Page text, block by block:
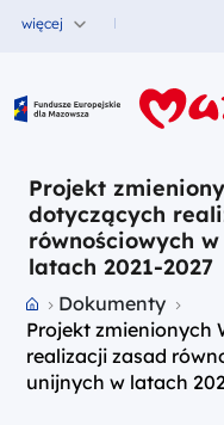
więcej
Fundusze Europejskie dla
Projekt
dotyczących
równościowych
latach 2021-2027
Przejdź do strony
Dokumenty
Projekt zmienionych
realizacji zasad
unijnych w latach